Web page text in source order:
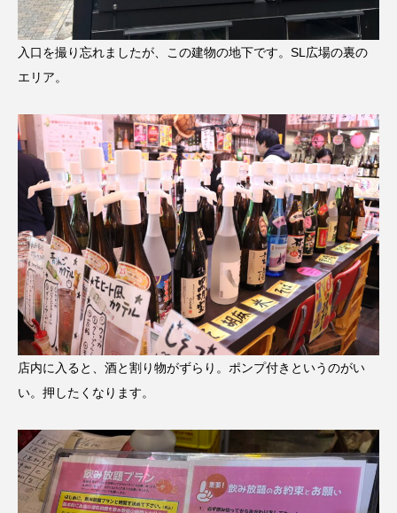
入口を撮り忘れましたが、この建物の地下です。SL広場の裏の
エリア。
店内に入ると、酒と割り物がずらり。ポンプ付きというのがい
い。押したくなります。